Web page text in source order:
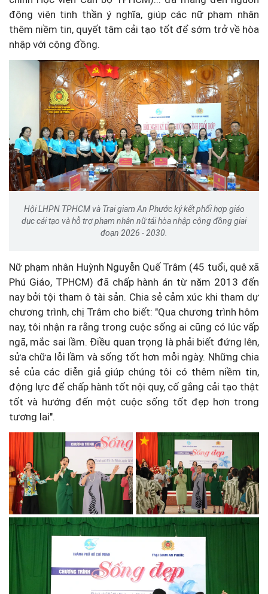
động viên tinh thần ý nghĩa, giúp các nữ phạm nhân
thêm niềm tin, quyết tâm cải tạo tốt để sớm trở về hòa
nhập với cộng đồng.
Hội LHPN TPHCM và Trại giam An Phước ký kết phối hợp giáo
dục cải tạo và hỗ trợ phạm nhân nữ tái hòa nhập cộng đồng giai
đoạn 2026 - 2030.
Nữ phạm nhân Huỳnh Nguyễn Quế Trâm (45 tuổi, quê xã
Phú Giáo, TPHCM) đã chấp hành án từ năm 2013 đến
nay bởi tội tham ô tài sản. Chia sẻ cảm xúc khi tham dự
chương trình, chị Trâm cho biết: "Qua chương trình hôm
nay, tôi nhận ra rằng trong cuộc sống ai cũng có lúc vấp
ngã, mắc sai lầm. Điều quan trọng là phải biết đứng lên,
sửa chữa lỗi lầm và sống tốt hơn mỗi ngày. Những chia
sẻ của các diễn giả giúp chúng tôi có thêm niềm tin,
động lực để chấp hành tốt nội quy, cố gắng cải tạo thật
tốt và hướng đến một cuộc sống tốt đẹp hơn trong
tương lai".